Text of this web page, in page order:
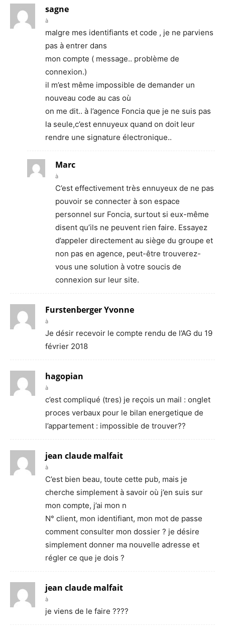
sagne
à
malgre mes identifiants et code , je ne parviens
pas à entrer dans
mon compte ( message.. problème de
connexion.)
il m’est même impossible de demander un
nouveau code au cas où
on me dit.. à l’agence Foncia que je ne suis pas
la seule,c’est ennuyeux quand on doit leur
rendre une signature électronique..
Marc
à
C’est effectivement très ennuyeux de ne pas
pouvoir se connecter à son espace
personnel sur Foncia, surtout si eux-même
disent qu’ils ne peuvent rien faire. Essayez
d’appeler directement au siège du groupe et
non pas en agence, peut-être trouverez-
vous une solution à votre soucis de
connexion sur leur site.
Furstenberger Yvonne
à
Je désir recevoir le compte rendu de l’AG du 19
février 2018
hagopian
à
c’est compliqué (tres) je reçois un mail : onglet
proces verbaux pour le bilan energetique de
l’appartement : impossible de trouver??
jean claude malfait
à
C’est bien beau, toute cette pub, mais je
cherche simplement à savoir où j’en suis sur
mon compte, j’ai mon n
N° client, mon identifiant, mon mot de passe
comment consulter mon dossier ? je désire
simplement donner ma nouvelle adresse et
régler ce que je dois ?
jean claude malfait
à
je viens de le faire ????